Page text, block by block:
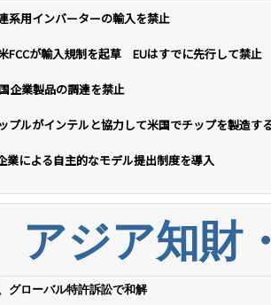
系用インバーターの輸入を禁止
FCCが輸入規制を起草 EUはすでに先行して禁止
企業製品の調達を禁止
プルがインテルと協力して米国でチップを製造す
業による自主的なモデル提出制度を導入
アジア知財
グローバル特許訴訟で和解